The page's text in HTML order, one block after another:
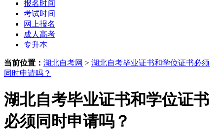
报名时间
考试时间
网上报名
成人高考
专升本
当前位置： 湖北自考网 > 湖北自考毕业证书和学位证书必须
同时申请吗？
湖北自考毕业证书和学位证书
必须同时申请吗？